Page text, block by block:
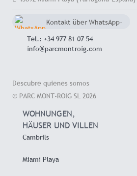
Kontakt über WhatsApp-
Tel.: +34 977 81 07 54
info@parcmontroig.com
Descubre quienes somos
© PARC MONT-ROIG SL 2026
WOHNUNGEN,
HÄUSER UND VILLEN
Cambrils
Miami Playa